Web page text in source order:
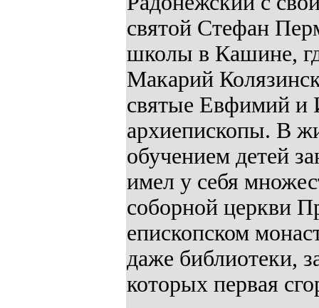
святой Стефан
школы в Кашине,
Макарий
святые Евфимий и
архиепископы. В
обучением детей
имел у себя
соборной церкви
епископском
даже библиотеки,
которых первая